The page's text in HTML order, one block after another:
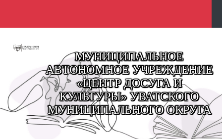
МУНИЦИПАЛЬНОЕ
АВТОНОМНОЕ УЧРЕЖДЕНИЕ
«ЦЕНТР ДОСУГА И
КУЛЬТУРЫ» УВАТСКОГО
МУНИЦИПАЛЬНОГО ОКРУГА